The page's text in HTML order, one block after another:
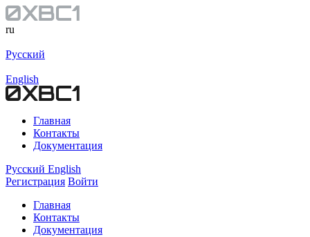
ru
Русский
English
Главная
Контакты
Документация
Русский English
Регистрация Войти
Главная
Контакты
Документация